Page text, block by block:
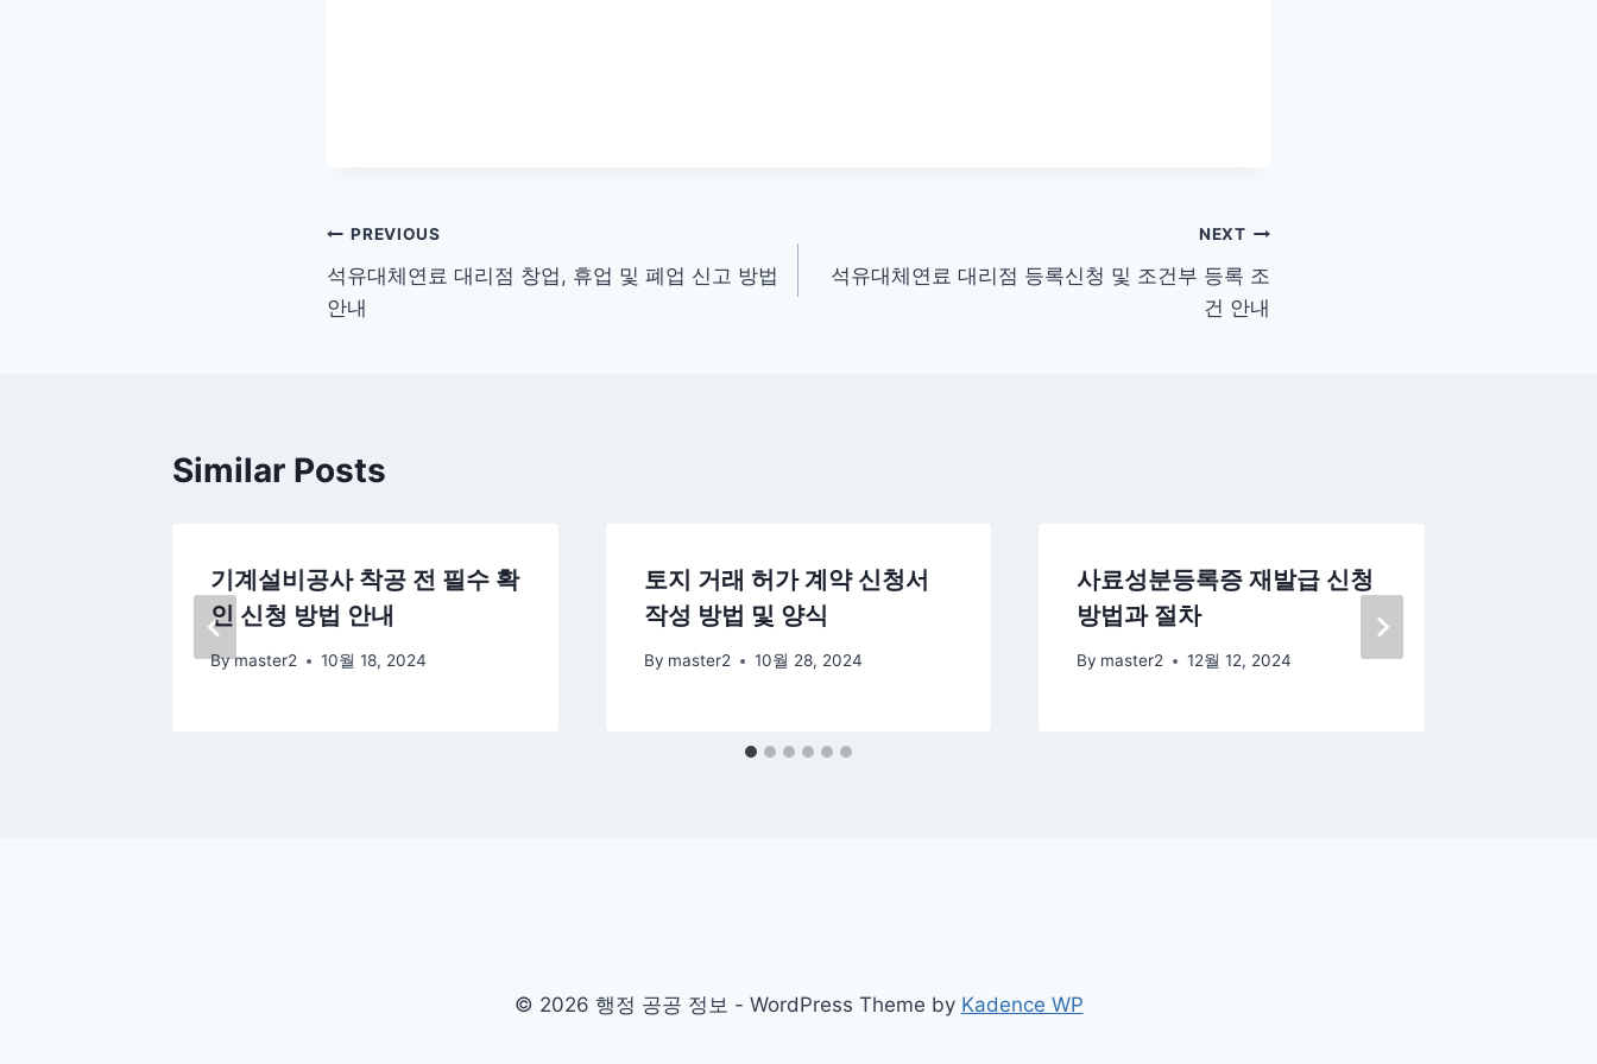
글
탐
PREVIOUS
석유대체연료 대리점 창업, 휴업 및 폐업 신고 방법
안내
NEXT
석유대체연료 대리점 등록신청 및 조건부 등록 조
건 안내
Similar Posts
기계설비공사 착공 전 필수 확
인 신청 방법 안내
Bymaster2 10월 18, 2024
토지 거래 허가 계약 신청서
작성 방법 및 양식
By master2 10월 28, 2024
사료성분등록증 재발급 신청
방법과 절차
By master2 12월 12, 2024
© 2026 행정 공공 정보 - WordPress Theme by Kadence WP